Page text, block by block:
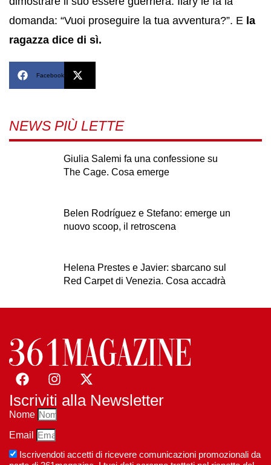
domanda: “Vuoi proseguire la tua avventura?”. E la
ragazza dice di sì.
Facebook
NEWS PIÙ LETTE
Giulia Salemi fa una confessione su
The Cage. Cosa emerge
Belen Rodríguez e Stefano: emerge un
nuovo scoop, il retroscena
Helena Prestes e Javier: sbarcano sul
Red Carpet di Venezia. Cosa accadrà
Iscriviti alla Newsletter
Nome
Email
Iscrivendoti accetti di ricevere comunicazioni promozionali da